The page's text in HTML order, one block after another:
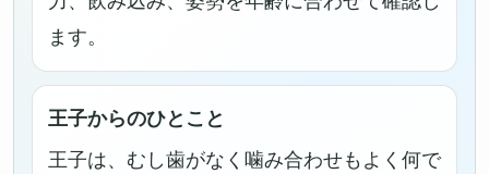
ます。
王子からのひとこと
王子は、むし歯がなく噛み合わせもよく何で